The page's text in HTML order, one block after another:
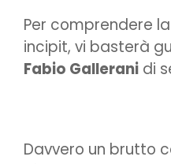
Per comprendere
incipit, vi basterà
Fabio Gallerani di
Davvero un brutto